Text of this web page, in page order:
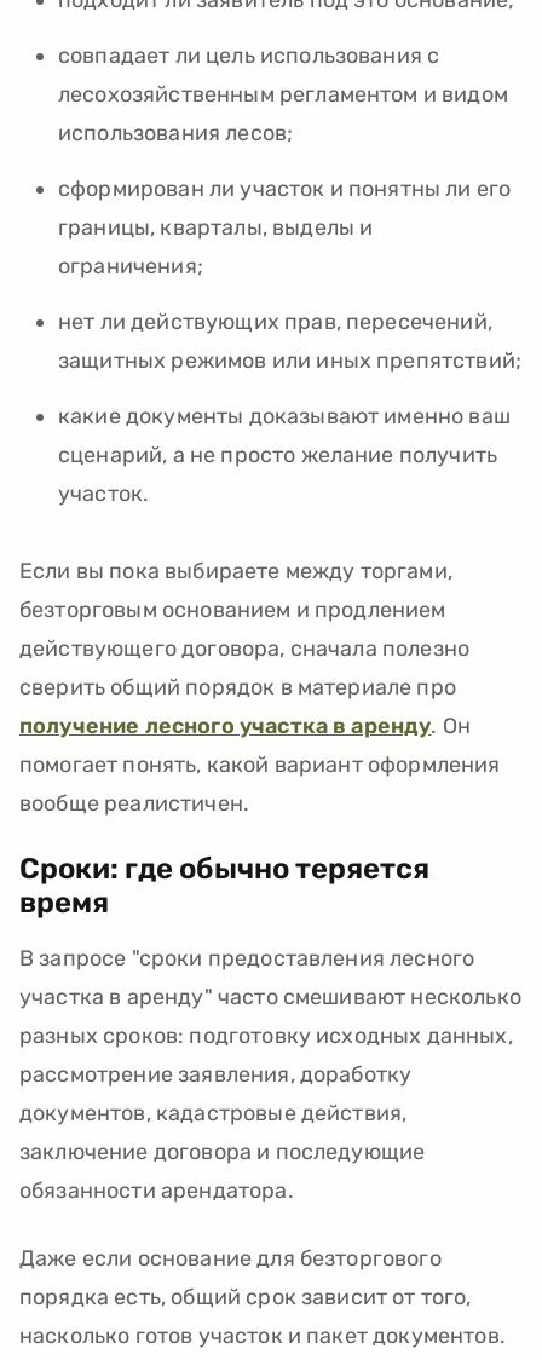
совпадает ли цель использования с
лесохозяйственным регламентом и видом
использования лесов;
сформирован ли участок и понятны ли его
границы, кварталы, выделы и
ограничения;
нет ли действующих прав, пересечений,
защитных режимов или иных препятствий;
какие документы доказывают именно ваш
сценарий, а не просто желание получить
участок.
Если вы пока выбираете между торгами,
безторговым основанием и продлением
действующего договора, сначала полезно
сверить общий порядок в материале про
получение лесного участка в аренду. Он
помогает понять, какой вариант оформления
вообще реалистичен.
Сроки: где обычно теряется
время
В запросе "сроки предоставления лесного
участка в аренду" часто смешивают несколько
разных сроков: подготовку исходных данных,
рассмотрение заявления, доработку
документов, кадастровые действия,
заключение договора и последующие
обязанности арендатора.
Даже если основание для безторгового
порядка есть, общий срок зависит от того,
насколько готов участок и пакет документов.